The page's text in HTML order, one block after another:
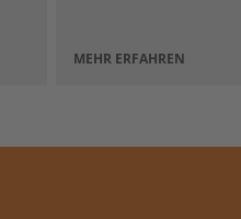
MEHR ERFAHREN